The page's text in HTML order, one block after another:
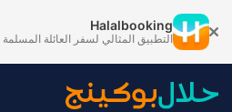
Halalbooking
التطبيق المثالي لسفر العائلة المسلمة